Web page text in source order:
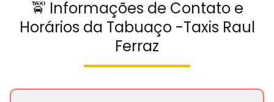
🚖 Informações de Contato e
Horários da Tabuaço -Taxis Raul
Ferraz